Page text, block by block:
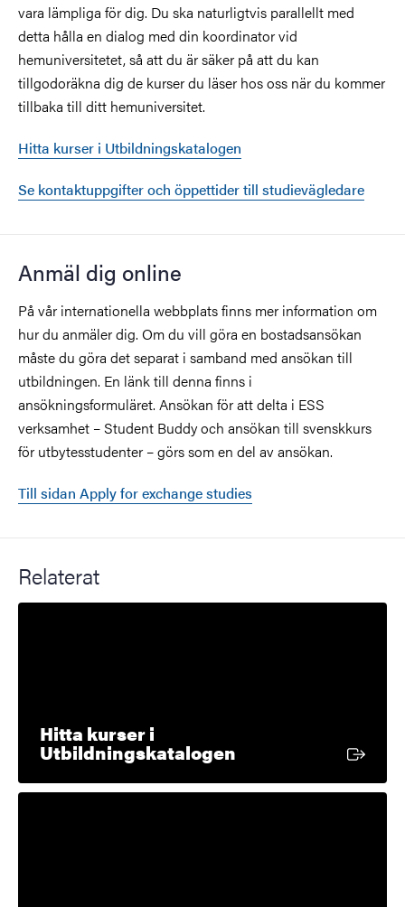
vara lämpliga för dig. Du ska naturligtvis parallellt med
detta hålla en dialog med din koordinator vid
hemuniversitetet, så att du är säker på att du kan
tillgodoräkna dig de kurser du läser hos oss när du kommer
tillbaka till ditt hemuniversitet.
Hitta kurser i Utbildningskatalogen
Se kontaktuppgifter och öppettider till studievägledare
Anmäl dig online
På vår internationella webbplats finns mer information om
hur du anmäler dig. Om du vill göra en bostadsansökan
måste du göra det separat i samband med ansökan till
utbildningen. En länk till denna finns i
ansökningsformuläret. Ansökan för att delta i ESS
verksamhet – Student Buddy och ansökan till svenskkurs
för utbytesstudenter – görs som en del av ansökan.
Till sidan Apply for exchange studies
Relaterat
Hitta kurser i
Utbildningskatalogen